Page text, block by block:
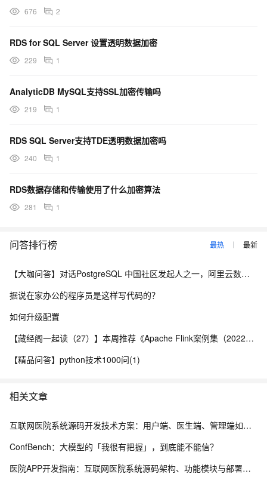
676 2
RDS for SQL Server 设置透明数据加密
229 1
AnalyticDB MySQL支持SSL加密传输吗
219 1
RDS SQL Server支持TDE透明数据加密吗
240 1
RDS数据存储和传输使用了什么加密算法
281 1
问答排行榜 最热 最新
【大咖问答】对话PostgreSQL 中国社区发起人之一，阿里云数据库高级专家 德哥
据说在家办公的程序员是这样写代码的？
如何升级配置
【藏经阁一起读（27）】本周推荐《Apache Flink案例集（2022版）》，你有哪些心得？
【精品问答】python技术1000问(1)
相关文章
互联网医院系统源码开发技术方案：用户端、医生端、管理端如何实现三端协同？
ConfBench：大模型的「我很有把握」，到底能不能信？
医院APP开发指南：互联网医院系统源码架构、功能模块与部署流程解析